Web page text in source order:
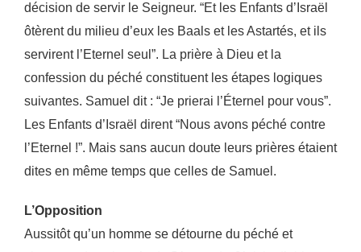
décision de servir le Seigneur. “Et les Enfants d’Israël
ôtèrent du milieu d’eux les Baals et les Astartés, et ils
servirent l’Eternel seul”. La prière à Dieu et la
confession du péché constituent les étapes logiques
suivantes. Samuel dit : “Je prierai l’Éternel pour vous”.
Les Enfants d’Israël dirent “Nous avons péché contre
l’Eternel !”. Mais sans aucun doute leurs prières étaient
dites en même temps que celles de Samuel.
L’Opposition
Aussitôt qu’un homme se détourne du péché et